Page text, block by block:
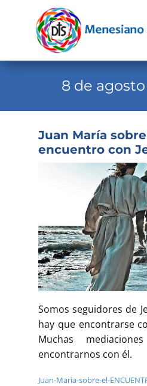
Evangelio
Institucional
Familia Menesiana
Pastoral Vocacional
Recursos
Contacto
Buscar
8 de
Juan María
encuentro con
Somos seguidores de
hay que encontrarse
Muchas
encontrarnos con él.
Juan-Maria-sobre-el-